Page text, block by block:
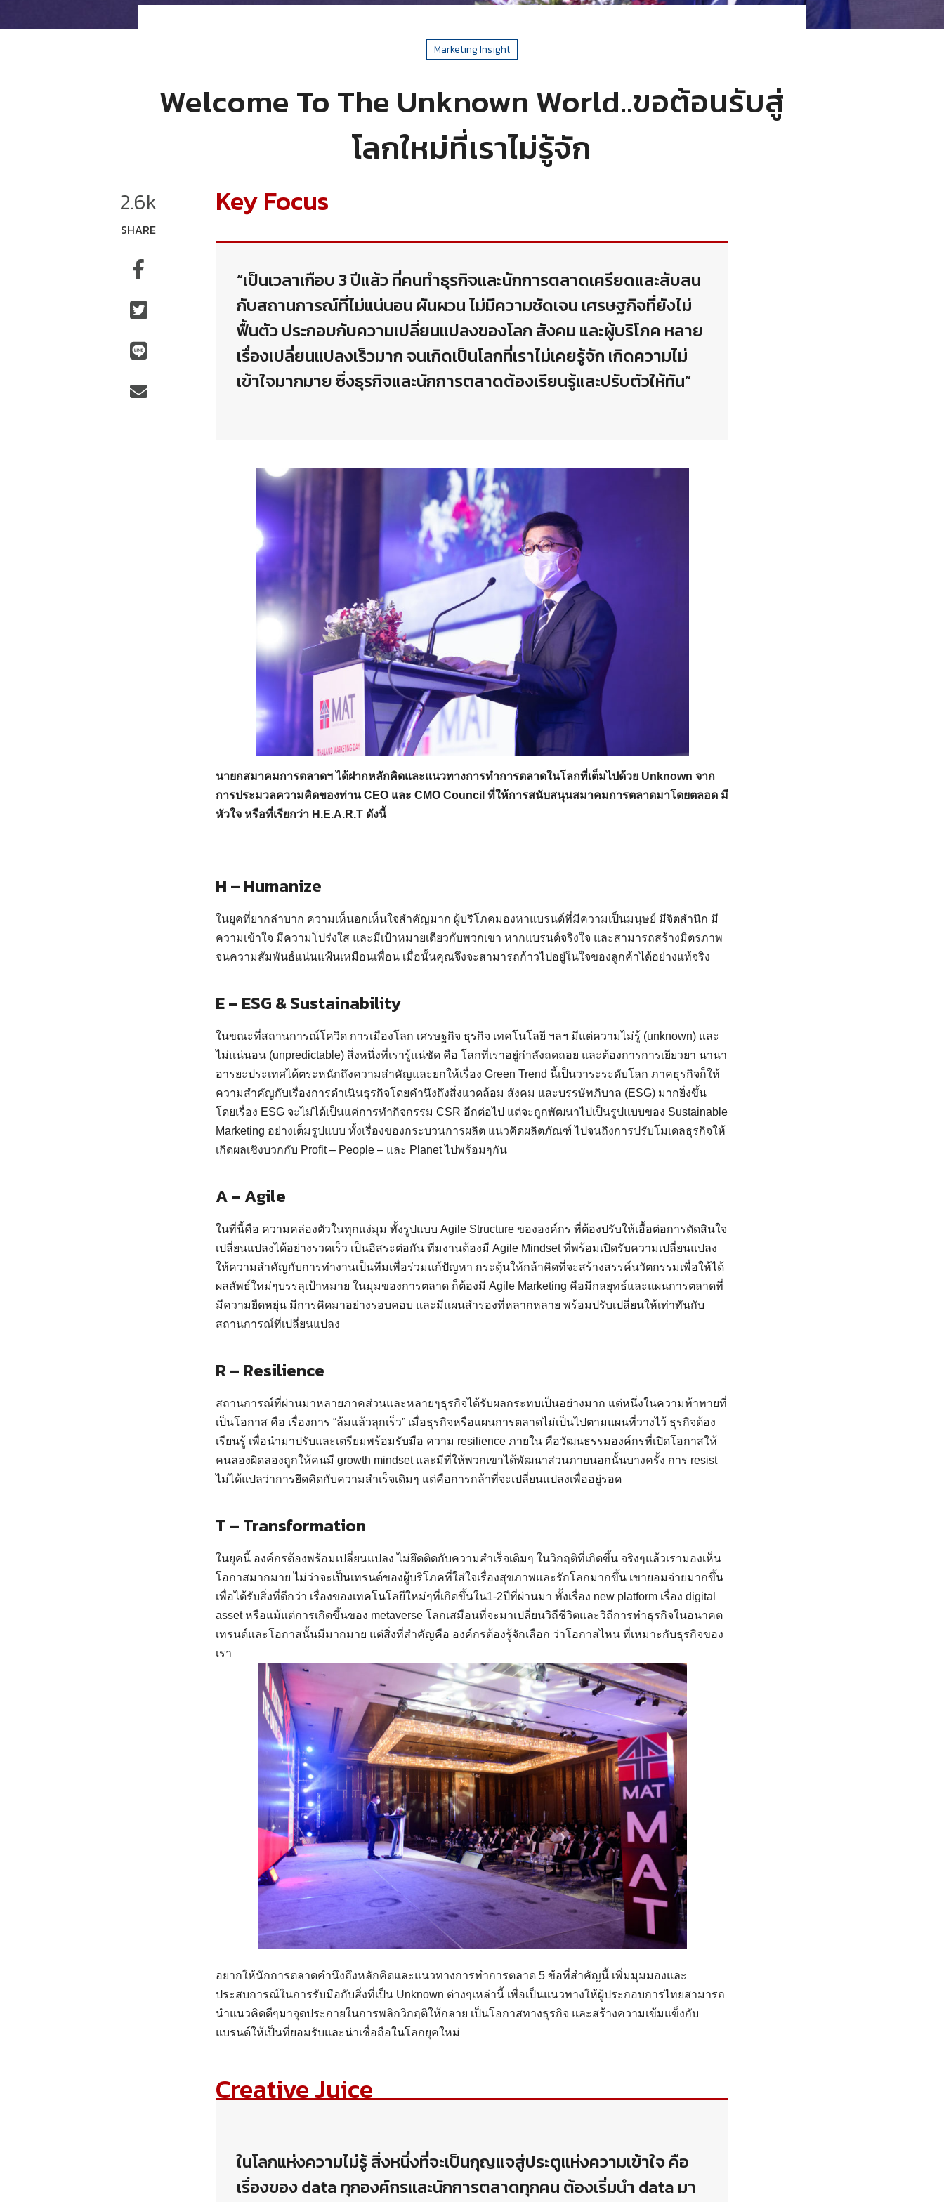
Marketing Insight
Welcome To The Unknown World..ขอต้อนรับสู่
โลกใหม่ที่เราไม่รู้จัก
2.6k
SHARE
Key Focus
“เป็นเวลาเกือบ 3 ปีแล้ว ที่คนทำธุรกิจและนักการตลาดเครียดและสับสน
กับสถานการณ์ที่ไม่แน่นอน ผันผวน ไม่มีความชัดเจน เศรษฐกิจที่ยังไม่
ฟื้นตัว ประกอบกับความเปลี่ยนแปลงของโลก สังคม และผู้บริโภค หลาย
เรื่องเปลี่ยนแปลงเร็วมาก จนเกิดเป็นโลกที่เราไม่เคยรู้จัก เกิดความไม่
เข้าใจมากมาย ซึ่งธุรกิจและนักการตลาดต้องเรียนรู้และปรับตัวให้ทัน”
นายกสมาคมการตลาดฯ ได้ฝากหลักคิดและแนวทางการทำการตลาดในโลกที่เต็มไปด้วย Unknown จาก
การประมวลความคิดของท่าน CEO และ CMO Council ที่ให้การสนับสนุนสมาคมการตลาดมาโดยตลอด มี
หัวใจ หรือที่เรียกว่า H.E.A.R.T ดังนี้
H – Humanize
ในยุคที่ยากลำบาก ความเห็นอกเห็นใจสำคัญมาก ผู้บริโภคมองหาแบรนด์ที่มีความเป็นมนุษย์ มีจิตสำนึก มี
ความเข้าใจ มีความโปร่งใส และมีเป้าหมายเดียวกับพวกเขา หากแบรนด์จริงใจ และสามารถสร้างมิตรภาพ
จนความสัมพันธ์แน่นแฟ้นเหมือนเพื่อน เมื่อนั้นคุณจึงจะสามารถก้าวไปอยู่ในใจของลูกค้าได้อย่างแท้จริง
E – ESG & Sustainability
ในขณะที่สถานการณ์โควิด การเมืองโลก เศรษฐกิจ ธุรกิจ เทคโนโลยี ฯลฯ มีแต่ความไม่รู้ (unknown) และ
ไม่แน่นอน (unpredictable) สิ่งหนึ่งที่เรารู้แน่ชัด คือ โลกที่เราอยู่กำลังถดถอย และต้องการการเยียวยา นานา
อารยะประเทศได้ตระหนักถึงความสำคัญและยกให้เรื่อง Green Trend นี้เป็นวาระระดับโลก ภาคธุรกิจก็ให้
ความสำคัญกับเรื่องการดำเนินธุรกิจโดยคำนึงถึงสิ่งแวดล้อม สังคม และบรรษัทภิบาล (ESG) มากยิ่งขึ้น
โดยเรื่อง ESG จะไม่ได้เป็นแค่การทำกิจกรรม CSR อีกต่อไป แต่จะถูกพัฒนาไปเป็นรูปแบบของ Sustainable
Marketing อย่างเต็มรูปแบบ ทั้งเรื่องของกระบวนการผลิต แนวคิดผลิตภัณฑ์ ไปจนถึงการปรับโมเดลธุรกิจให้
เกิดผลเชิงบวกกับ Profit – People – และ Planet ไปพร้อมๆกัน
A – Agile
ในที่นี้คือ ความคล่องตัวในทุกแง่มุม ทั้งรูปแบบ Agile Structure ขององค์กร ที่ต้องปรับให้เอื้อต่อการตัดสินใจ
เปลี่ยนแปลงได้อย่างรวดเร็ว เป็นอิสระต่อกัน ทีมงานต้องมี Agile Mindset ที่พร้อมเปิดรับความเปลี่ยนแปลง
ให้ความสำคัญกับการทำงานเป็นทีมเพื่อร่วมแก้ปัญหา กระตุ้นให้กล้าคิดที่จะสร้างสรรค์นวัตกรรมเพื่อให้ได้
ผลลัพธ์ใหม่ๆบรรลุเป้าหมาย ในมุมของการตลาด ก็ต้องมี Agile Marketing คือมีกลยุทธ์และแผนการตลาดที่
มีความยืดหยุ่น มีการคิดมาอย่างรอบคอบ และมีแผนสำรองที่หลากหลาย พร้อมปรับเปลี่ยนให้เท่าทันกับ
สถานการณ์ที่เปลี่ยนแปลง
R – Resilience
สถานการณ์ที่ผ่านมาหลายภาคส่วนและหลายๆธุรกิจได้รับผลกระทบเป็นอย่างมาก แต่หนึ่งในความท้าทายที่
เป็นโอกาส คือ เรื่องการ “ล้มแล้วลุกเร็ว” เมื่อธุรกิจหรือแผนการตลาดไม่เป็นไปตามแผนที่วางไว้ ธุรกิจต้อง
เรียนรู้ เพื่อนำมาปรับและเตรียมพร้อมรับมือ ความ resilience ภายใน คือวัฒนธรรมองค์กรที่เปิดโอกาสให้
คนลองผิดลองถูกให้คนมี growth mindset และมีที่ให้พวกเขาได้พัฒนาส่วนภายนอกนั้นบางครั้ง การ resist
ไม่ได้แปลว่าการยึดคิดกับความสำเร็จเดิมๆ แต่คือการกล้าที่จะเปลี่ยนแปลงเพื่ออยู่รอด
T – Transformation
ในยุคนี้ องค์กรต้องพร้อมเปลี่ยนแปลง ไม่ยึดติดกับความสำเร็จเดิมๆ ในวิกฤติที่เกิดขึ้น จริงๆแล้วเรามองเห็น
โอกาสมากมาย ไม่ว่าจะเป็นเทรนด์ของผู้บริโภคที่ใส่ใจเรื่องสุขภาพและรักโลกมากขึ้น เขายอมจ่ายมากขึ้น
เพื่อได้รับสิ่งที่ดีกว่า เรื่องของเทคโนโลยีใหม่ๆที่เกิดขึ้นใน1-2ปีที่ผ่านมา ทั้งเรื่อง new platform เรื่อง digital
asset หรือแม้แต่การเกิดขึ้นของ metaverse โลกเสมือนที่จะมาเปลี่ยนวิถีชีวิตและวิถีการทำธุรกิจในอนาคต
เทรนด์และโอกาสนั้นมีมากมาย แต่สิ่งที่สำคัญคือ องค์กรต้องรู้จักเลือก ว่าโอกาสไหน ที่เหมาะกับธุรกิจของ
เรา
อยากให้นักการตลาดคำนึงถึงหลักคิดและแนวทางการทำการตลาด 5 ข้อที่สำคัญนี้ เพิ่มมุมมองและ
ประสบการณ์ในการรับมือกับสิ่งที่เป็น Unknown ต่างๆเหล่านี้ เพื่อเป็นแนวทางให้ผู้ประกอบการไทยสามารถ
นำแนวคิดดีๆมาจุดประกายในการพลิกวิกฤติให้กลาย เป็นโอกาสทางธุรกิจ และสร้างความเข้มแข็งกับ
แบรนด์ให้เป็นที่ยอมรับและน่าเชื่อถือในโลกยุคใหม่
Creative Juice
ในโลกแห่งความไม่รู้ สิ่งหนึ่งที่จะเป็นกุญแจสู่ประตูแห่งความเข้าใจ คือ
เรื่องของ data ทุกองค์กรและนักการตลาดทุกคน ต้องเริ่มนำ data มา